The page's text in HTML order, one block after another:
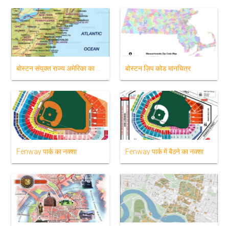
बोस्टन ज़िप कोड मानचित्र
Fenway पार्क का नक्शा Fenway पार्क में बैठने का नक्शा